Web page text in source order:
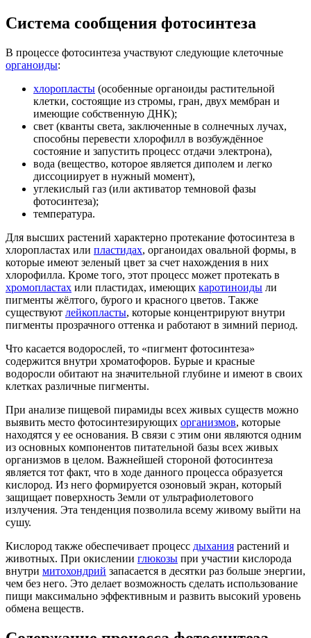
Система сообщения фотосинтеза
В процессе фотосинтеза участвуют следующие клеточные
органоиды:
хлоропласты (особенные органоиды растительной
клетки, состоящие из стромы, гран, двух мембран и
имеющие собственную ДНК);
свет (кванты света, заключенные в солнечных лучах,
способны перевести хлорофилл в возбуждённое
состояние и запустить процесс отдачи электрона),
вода (вещество, которое является диполем и легко
диссоциирует в нужный момент),
углекислый газ (или активатор темновой фазы
фотосинтеза);
температура.
Для высших растений характерно протекание фотосинтеза в
хлоропластах или пластидах, органоидах овальной формы, в
которые имеют зеленый цвет за счет нахождения в них
хлорофилла. Кроме того, этот процесс может протекать в
хромопластах или пластидах, имеющих каротиноиды ли
пигменты жёлтого, бурого и красного цветов. Также
существуют лейкопласты, которые концентрируют внутри
пигменты прозрачного оттенка и работают в зимний период.
Что касается водорослей, то «пигмент фотосинтеза»
содержится внутри хроматофоров. Бурые и красные
водоросли обитают на значительной глубине и имеют в своих
клетках различные пигменты.
При анализе пищевой пирамиды всех живых существ можно
выявить место фотосинтезирующих организмов, которые
находятся у ее основания. В связи с этим они являются одним
из основных компонентов питательной базы всех живых
организмов в целом. Важнейшей стороной фотосинтеза
является тот факт, что в ходе данного процесса образуется
кислород. Из него формируется озоновый экран, который
защищает поверхность Земли от ультрафиолетового
излучения. Эта тенденция позволила всему живому выйти на
сушу.
Кислород также обеспечивает процесс дыхания растений и
животных. При окислении глюкозы при участии кислорода
внутри митохондрий запасается в десятки раз больше энергии,
чем без него. Это делает возможность сделать использование
пищи максимально эффективным и развить высокий уровень
обмена веществ.